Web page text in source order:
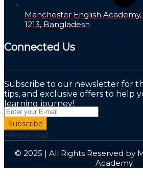
Manchester English
1213, Bangladesh
Connected Us
Subscribe to our newsletter for
tips, and exclusive offers to help
learning journey!
Subscribe
Please wait...
© 2025 | All Rights Reserved by
Academy.